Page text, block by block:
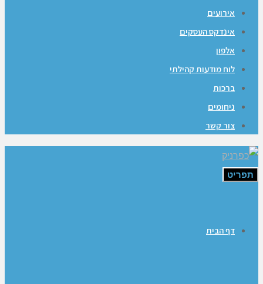
אירועים
אינדקס העסקים
אלפון
לוח מודעות קהילתי
ברכות
ניחומים
צור קשר
תפריט
דף הבית